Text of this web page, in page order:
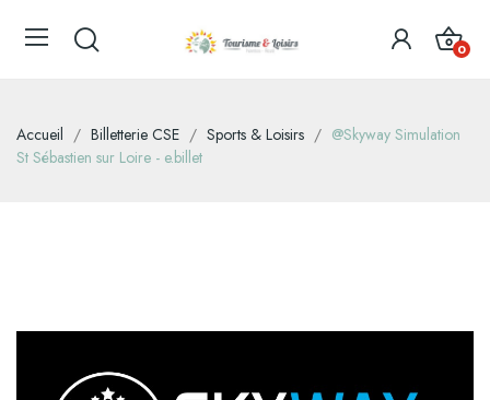
0
Accueil Billetterie CSE Sports & Loisirs
@Skyway Simulation
St Sébastien sur Loire - e.billet